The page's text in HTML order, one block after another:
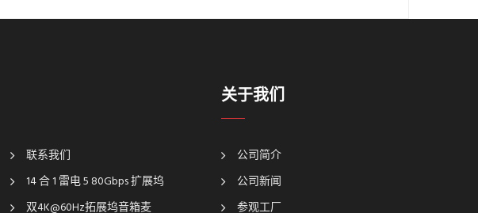
联系我们
14 合 1 雷电 5 80Gbps 扩展坞
双4K@60Hz拓展坞音箱麦
关于我们
公司简介
公司新闻
参观工厂